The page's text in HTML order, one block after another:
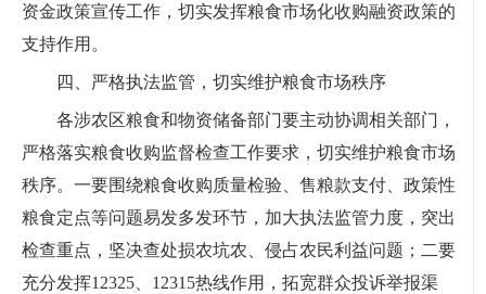
资金政策宣传工作，切实发挥粮食市场化收购融资政策的
支持作用。
四、严格执法监管，切实维护粮食市场秩序
各涉农区粮食和物资储备部门要主动协调相关部门，
严格落实粮食收购监督检查工作要求，切实维护粮食市场
秩序。一要围绕粮食收购质量检验、售粮款支付、政策性
粮食定点等问题易发多发环节，加大执法监管力度，突出
检查重点，坚决查处损农坑农、侵占农民利益问题；二要
充分发挥12325、12315热线作用，拓宽群众投诉举报渠